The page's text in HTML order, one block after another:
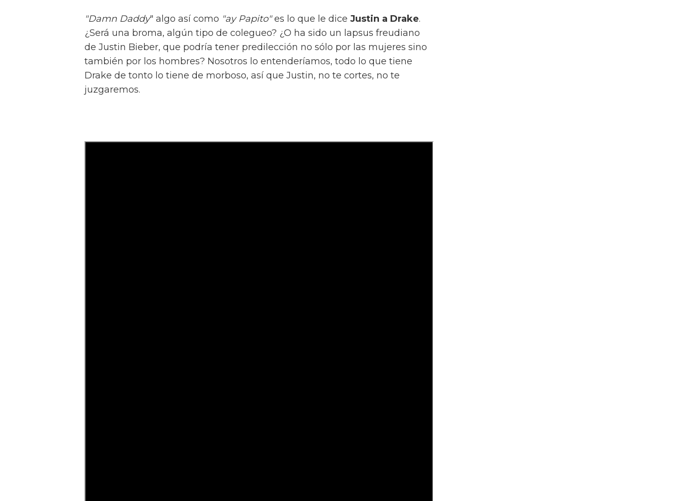
"Damn Daddy" algo así como "ay Papito"es lo que le dice Justin a Drake.
¿Será una broma, algún tipo de colegueo? ¿O ha sido un lapsus freudiano
de Justin Bieber, que podría tener predilección no sólo por las mujeres sino
también por los hombres? Nosotros lo entenderíamos, todo lo que tiene
Drake de tonto lo tiene de morboso, así que Justin, no te cortes, no te
juzgaremos.